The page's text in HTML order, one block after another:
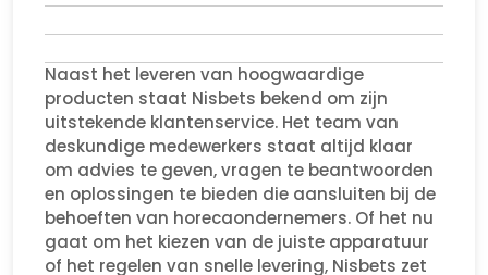
Naast het leveren van hoogwaardige
producten staat Nisbets bekend om zijn
uitstekende klantenservice. Het team van
deskundige medewerkers staat altijd klaar
om advies te geven, vragen te beantwoorden
en oplossingen te bieden die aansluiten bij de
behoeften van horecaondernemers. Of het nu
gaat om het kiezen van de juiste apparatuur
of het regelen van snelle levering, Nisbets zet